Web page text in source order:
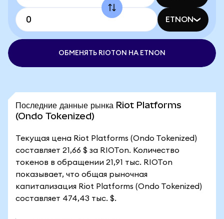
ETNON
ОБМЕНЯТЬ RIOTON НА ETNON
Последние данные рынка Riot Platforms
(Ondo Tokenized)
Текущая цена Riot Platforms (Ondo Tokenized)
составляет 21,66 $ за RIOTon. Количество
токенов в обращении 21,91 тыс. RIOTon
показывает, что общая рыночная
капитализация Riot Platforms (Ondo Tokenized)
составляет 474,43 тыс. $.